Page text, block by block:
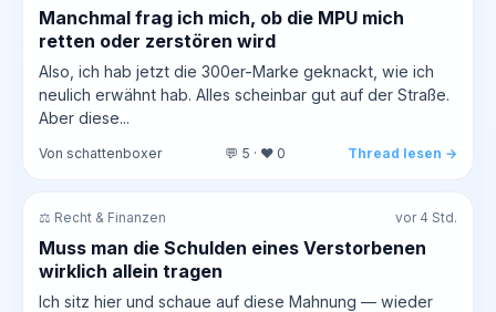
Manchmal frag ich mich, ob die MPU mich
retten oder zerstören wird
Also, ich hab jetzt die 300er-Marke geknackt, wie ich
neulich erwähnt hab. Alles scheinbar gut auf der Straße.
Aber diese...
Von schattenboxer 💬 5 · ❤️ 0 Thread lesen →
⚖️ Recht & Finanzen vor 4 Std.
Muss man die Schulden eines Verstorbenen
wirklich allein tragen
Ich sitz hier und schaue auf diese Mahnung — wieder